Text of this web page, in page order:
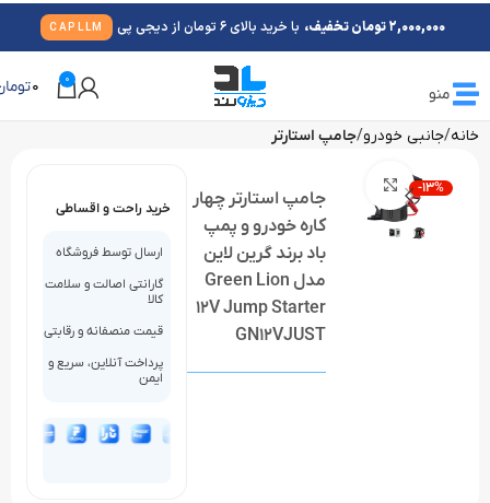
منو
0
0
خانه جانبی خودرو جامپ استارتر
-13%
جامپ استارتر چهار
کاره خودرو و پمپ
باد برند گرین لاین
مدل Green Lion
12V Jump Starter
GN12VJUST
خرید راحت و اقساطی
ارسال توسط فروشگاه
گارانتی اصالت و سلامت
کالا
قیمت منصفانه و رقابتی
پرداخت آنلاین، سریع و
ایمن
2,000,000 تومان تخفیف، با خرید بالای 6 تومان از دیجی پی CAPLLM